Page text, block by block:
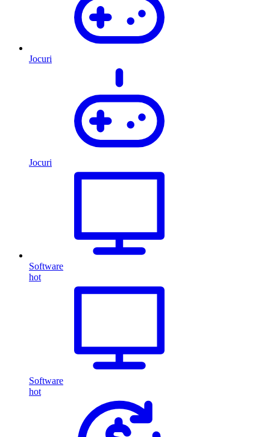
Jocuri
Jocuri
Software
hot
Software
hot